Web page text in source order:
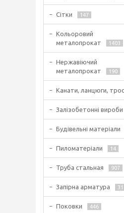
Сітки 147
Кольоровий
металопрокат
1403
Нержавіючий
металопрокат
190
Канати, ланцюги,
Залізобетонні вироби
Будівельні матеріали
Пиломатеріали 14
Труба стальная 907
Запірна арматура 31
Поковки 446